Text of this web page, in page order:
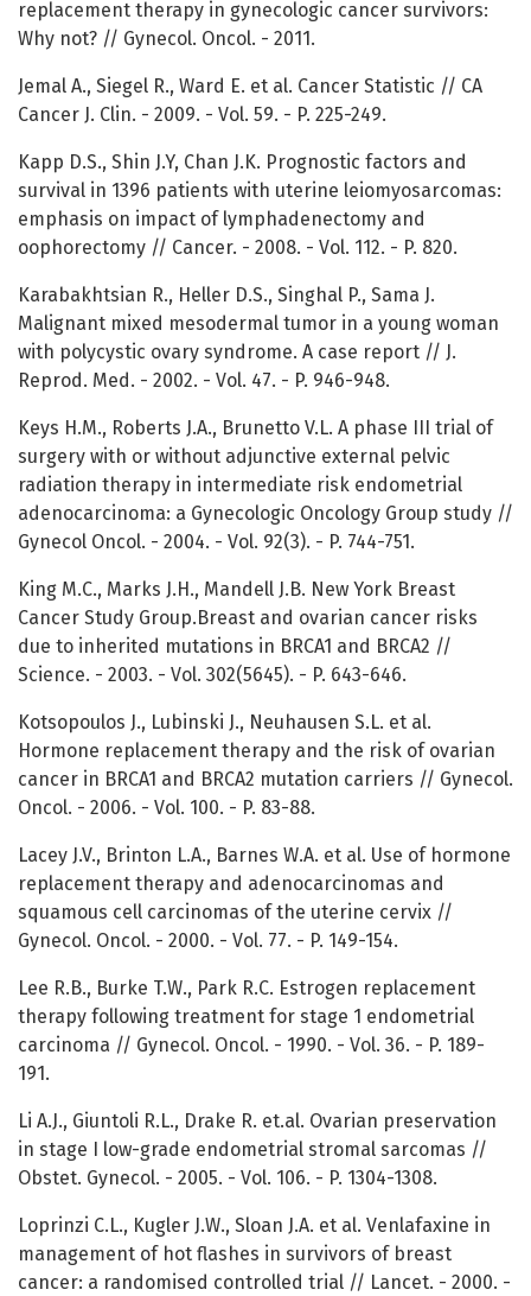
replacement therapy in gynecologic cancer survivors:
Why not? // Gynecol. Oncol. - 2011.
Jemal A., Siegel R., Ward E. et al. Cancer Statistic // CA
Cancer J. Clin. - 2009. - Vol. 59. - P. 225-249.
Kapp D.S., Shin J.Y, Chan J.K. Prognostic factors and
survival in 1396 patients with uterine leiomyosarcomas:
emphasis on impact of lymphadenectomy and
oophorectomy // Cancer. - 2008. - Vol. 112. - P. 820.
Karabakhtsian R., Heller D.S., Singhal P., Sama J.
Malignant mixed mesodermal tumor in a young woman
with polycystic ovary syndrome. A case report // J.
Reprod. Med. - 2002. - Vol. 47. - P. 946-948.
Keys H.M., Roberts J.A., Brunetto V.L. A phase III trial of
surgery with or without adjunctive external pelvic
radiation therapy in intermediate risk endometrial
adenocarcinoma: a Gynecologic Oncology Group study //
Gynecol Oncol. - 2004. - Vol. 92(3). - P. 744-751.
King M.C., Marks J.H., Mandell J.B. New York Breast
Cancer Study Group.Breast and ovarian cancer risks
due to inherited mutations in BRCA1 and BRCA2 //
Science. - 2003. - Vol. 302(5645). - P. 643-646.
Kotsopoulos J., Lubinski J., Neuhausen S.L. et al.
Hormone replacement therapy and the risk of ovarian
cancer in BRCA1 and BRCA2 mutation carriers // Gynecol.
Oncol. - 2006. - Vol. 100. - P. 83-88.
Lacey J.V., Brinton L.A., Barnes W.A. et al. Use of hormone
replacement therapy and adenocarcinomas and
squamous cell carcinomas of the uterine cervix //
Gynecol. Oncol. - 2000. - Vol. 77. - P. 149-154.
Lee R.B., Burke T.W., Park R.C. Estrogen replacement
therapy following treatment for stage 1 endometrial
carcinoma // Gynecol. Oncol. - 1990. - Vol. 36. - P. 189-
191.
Li A.J., Giuntoli R.L., Drake R. et.al. Ovarian preservation
in stage I low-grade endometrial stromal sarcomas //
Obstet. Gynecol. - 2005. - Vol. 106. - P. 1304-1308.
Loprinzi C.L., Kugler J.W., Sloan J.A. et al. Venlafaxine in
management of hot flashes in survivors of breast
cancer: a randomised controlled trial // Lancet. - 2000. -